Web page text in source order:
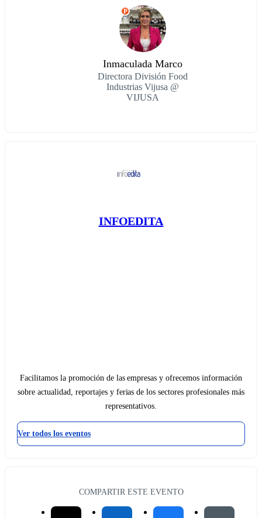
P
Inmaculada Marco
Directora División Food
Industrias Vijusa @
VIJUSA
INFOEDITA
Facilitamos la promoción de las empresas y ofrecemos información
sobre actualidad, reportajes y ferias de los sectores profesionales más
representativos.
Ver todos los eventos
COMPARTIR ESTE EVENTO